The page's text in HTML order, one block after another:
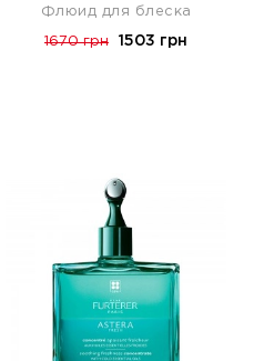
Флюид для блеска
1670 грн 1503 грн